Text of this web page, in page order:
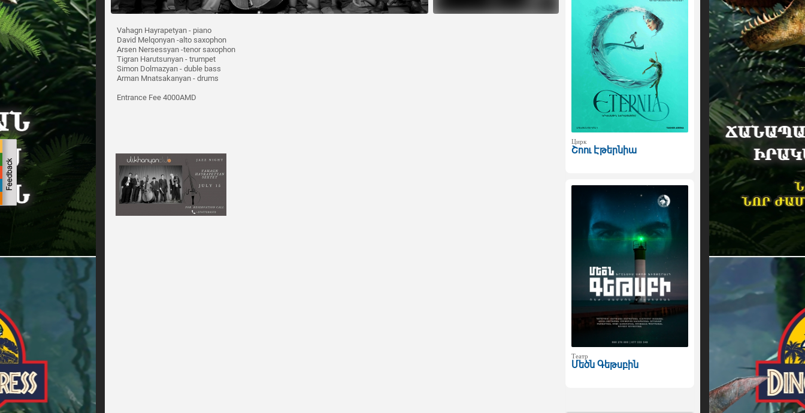
Vahagn Hayrapetyan - piano
David Melqonyan -alto saxophon
Arsen Nersessyan -tenor saxophon
Tigran Harutsunyan - trumpet
Simon Dolmazyan - duble bass
Arman Mnatsakanyan - drums
Entrance Fee 4000AMD
Цирк
Շոու Էթերնիա
Театр
Մեծն Գեթսբին